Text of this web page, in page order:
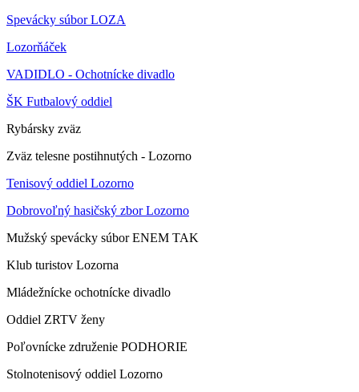
Spevácky súbor LOZA
Lozorňáček
VADIDLO - Ochotnícke divadlo
ŠK Futbalový oddiel
Rybársky zväz
Zväz telesne postihnutých - Lozorno
Tenisový oddiel Lozorno
Dobrovoľný hasičský zbor Lozorno
Mužský spevácky súbor ENEM TAK
Klub turistov Lozorna
Mládežnícke ochotnícke divadlo
Oddiel ZRTV ženy
Poľovnícke združenie PODHORIE
Stolnotenisový oddiel Lozorno